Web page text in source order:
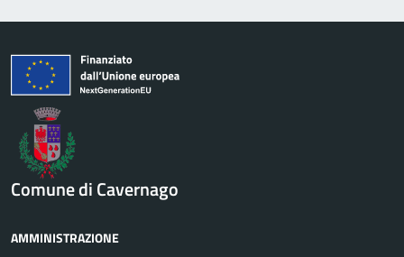
Comune di Cavernago
AMMINISTRAZIONE